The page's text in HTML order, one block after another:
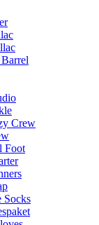
Crew
Foot
Socks